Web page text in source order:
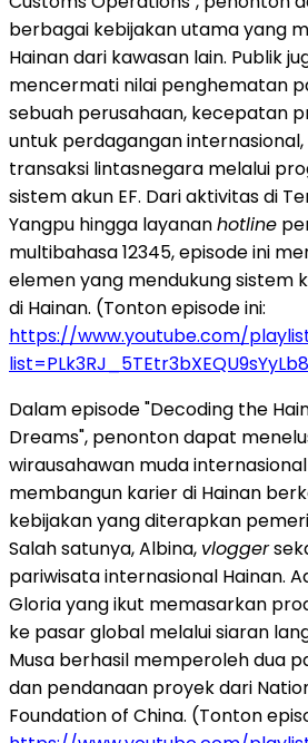
berbagai kebijakan utama yang
Hainan dari kawasan lain. Publik
mencermati nilai penghematan
sebuah perusahaan, kecepatan
untuk perdagangan
transaksi lintasnegara melalui
sistem akun EF. Dari aktivitas di
Yangpu hingga layananhotline
multibahasa 12345, episode ini
elemen yang mendukung sistem
di Hainan. (Tonton episode ini:
https://www.youtube.com/
Dalam episode "Decoding the
Dreams", penonton dapat
wirausahawan muda
membangun karier di Hainan
kebijakan yang diterapkan
Salah satunya, Albina, vlogger
pariwisata internasional Hainan.
Gloria yang ikut memasarkan
ke pasar global melalui siaran
Musa berhasil memperoleh dua
dan pendanaan proyek dari
Foundation of China. (Tonton